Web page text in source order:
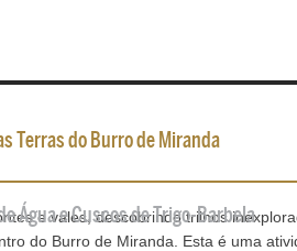
Terras do Burro de Miranda
e vales, descobrindo trilhos
do Burro de Miranda. Esta é uma
Água e Cuscos de Trigo-Barbela